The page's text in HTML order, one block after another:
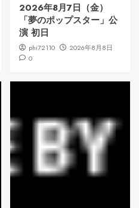
2026年8月7日（金）
「夢のポップスター」公
演 初日
phi72110
2026年8月8日
0